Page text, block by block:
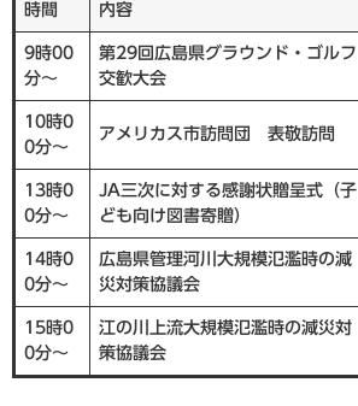
時間 内容
9時00
分～
第29回広島県グラウンド・ゴルフ
交歓大会
10時0
0分～
アメリカス市訪問団 表敬訪問
13時0
0分～
JA三次に対する感謝状贈呈式（子
ども向け図書寄贈）
14時0
0分～
広島県管理河川大規模氾濫時の減
災対策協議会
15時0
0分～
江の川上流大規模氾濫時の減災対
策協議会